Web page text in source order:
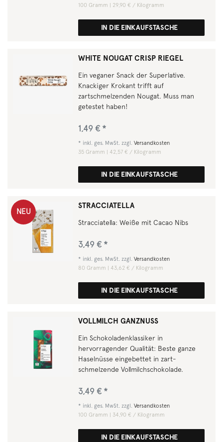
100 Gramm | 29,90 € / Kilogramm
IN DIE EINKAUFSTASCHE
WHITE NOUGAT CRISP RIEGEL
Ein veganer Snack der Superlative.
Knackiger Krokant trifft auf
zartschmelzenden Nougat. Muss man
getestet haben!
1,49 € *
* inkl. ges. MwSt. zzgl.Versandkosten
35 Gramm | 42,57 € / Kilogramm
IN DIE EINKAUFSTASCHE
NEU
STRACCIATELLA
Stracciatella: Weiße mit Cacao Nibs
3,49 € *
* inkl. ges. MwSt. zzgl.Versandkosten
80 Gramm | 43,62 € / Kilogramm
IN DIE EINKAUFSTASCHE
VOLLMILCH GANZNUSS
Ein Schokoladenklassiker in
hervorragender Qualität: Beste ganze
Haselnüsse eingebettet in zart-
schmelzende Vollmilchschokolade.
3,49 € *
* inkl. ges. MwSt. zzgl.Versandkosten
100 Gramm | 34,90 € / Kilogramm
IN DIE EINKAUFSTASCHE